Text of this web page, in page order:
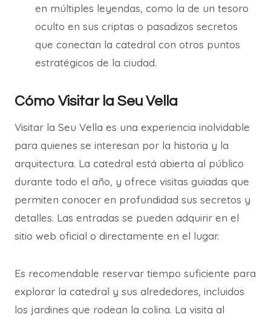
en múltiples leyendas, como la de un tesoro
oculto en sus criptas o pasadizos secretos
que conectan la catedral con otros puntos
estratégicos de la ciudad.
Cómo Visitar la Seu Vella
Visitar la Seu Vella es una experiencia inolvidable
para quienes se interesan por la historia y la
arquitectura. La catedral está abierta al público
durante todo el año, y ofrece visitas guiadas que
permiten conocer en profundidad sus secretos y
detalles. Las entradas se pueden adquirir en el
sitio web oficial o directamente en el lugar.
Es recomendable reservar tiempo suficiente para
explorar la catedral y sus alrededores, incluidos
los jardines que rodean la colina. La visita al